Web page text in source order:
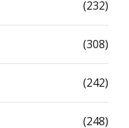
(232)
(308)
(242)
(248)